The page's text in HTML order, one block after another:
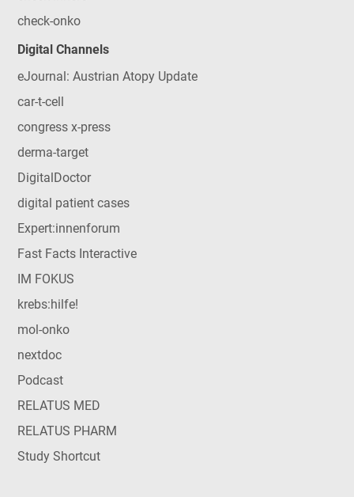
check-onko
Digital Channels
eJournal: Austrian Atopy Update
car-t-cell
congress x-press
derma-target
DigitalDoctor
digital patient cases
Expert:innenforum
Fast Facts Interactive
IM FOKUS
krebs:hilfe!
mol-onko
nextdoc
Podcast
RELATUS MED
RELATUS PHARM
Study Shortcut